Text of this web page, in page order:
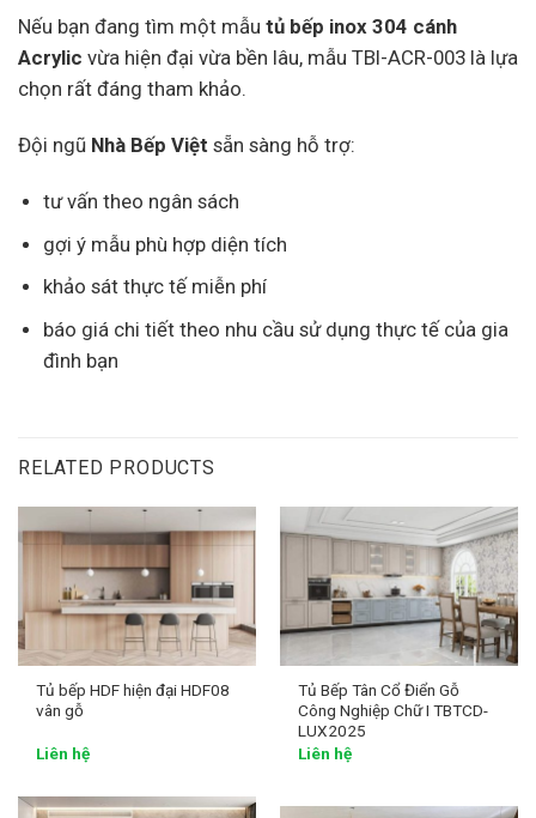
Nếu bạn đang tìm một mẫu tủ bếp inox 304 cánh
Acrylic vừa hiện đại vừa bền lâu, mẫu TBI-ACR-003 là lựa
chọn rất đáng tham khảo.
Đội ngũ Nhà Bếp Việt sẵn sàng hỗ trợ:
tư vấn theo ngân sách
gợi ý mẫu phù hợp diện tích
khảo sát thực tế miễn phí
báo giá chi tiết theo nhu cầu sử dụng thực tế của gia
đình bạn
RELATED PRODUCTS
Tủ bếp HDF hiện đại HDF08
vân gỗ
Liên hệ
Tủ Bếp Tân Cổ Điển Gỗ
Công Nghiệp Chữ I TBTCD-
LUX2025
Liên hệ